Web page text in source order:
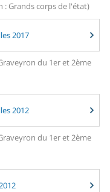
: Grands corps de l'état)
2017
du 1er et 2ème
2012
du 1er et 2ème